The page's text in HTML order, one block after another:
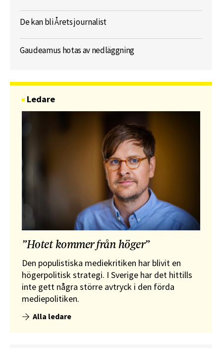
De kan bli Årets journalist
Gaudeamus hotas av nedläggning
Ledare
”Hotet kommer från höger”
Den populistiska mediekritiken har blivit en
högerpolitisk strategi. I Sverige har det hittills
inte gett några större avtryck i den förda
mediepolitiken.
Alla ledare